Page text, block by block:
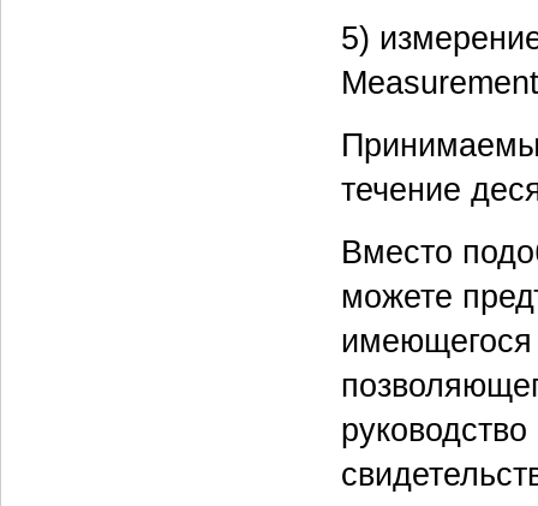
5)
течение
Вместо
можете
имеющегося